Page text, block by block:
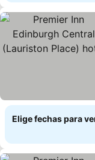
Elige fechas para